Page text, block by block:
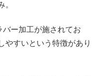
。
ー加工が施されてお
やすいという特徴があり